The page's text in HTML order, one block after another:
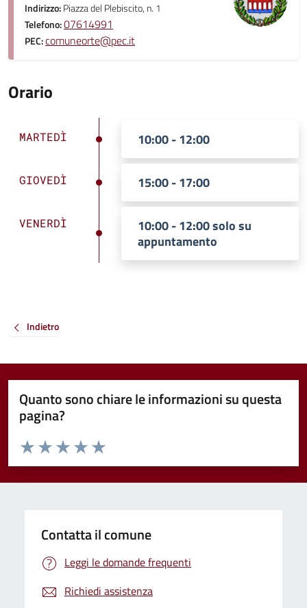
Indirizzo:Piazza del Plebiscito, n. 1
Telefono:07614991
PEC:comuneorte@pec.it
Orario
MARTEDÌ 10:00 - 12:00
GIOVEDÌ 15:00 - 17:00
VENERDÌ
10:00 - 12:00 solo su
appuntamento
Indietro
Quanto sono chiare le informazioni su questa
pagina?
Valuta da 1 a 5 stelle la pagina
Valuta 5 stelle su 5
Valuta 4 stelle su 5
Valuta 3 stelle su 5
Valuta 2 stelle su 5
Valuta 1 stelle su 5
Contatta il comune
Leggi le domande frequenti
Richiedi assistenza